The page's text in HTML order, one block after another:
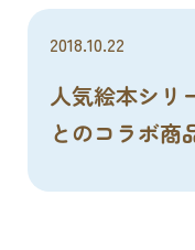
2018.10.22
人気絵本シリ
とのコラボ商